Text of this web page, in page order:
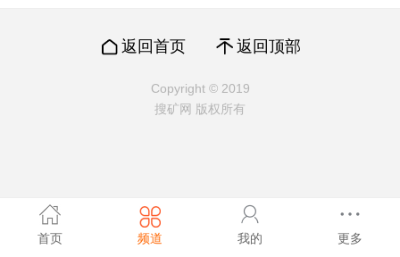
返回首页 返回顶部
Copyright © 2019
搜矿网 版权所有
首页 频道 我的 更多